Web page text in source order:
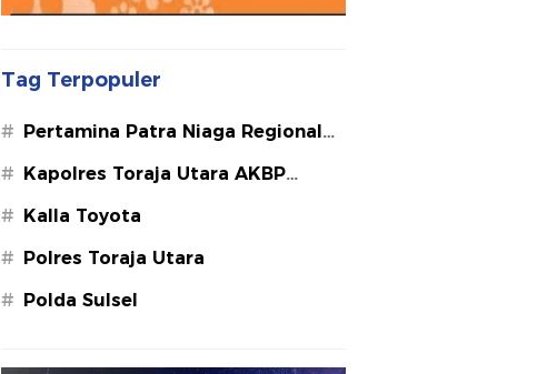
Tag Terpopuler
# Pertamina Patra Niaga Regional
# Kapolres Toraja Utara AKBP
M.Si
# Kalla Toyota
# Polres Toraja Utara
# Polda Sulsel